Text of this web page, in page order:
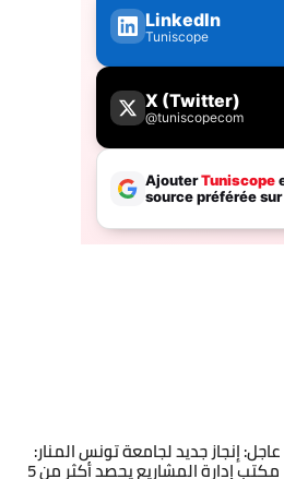
عاجل: إنجاز جديد لجامعة تونس المنار:
مكتب إدارة المشاريع يحصد أكثر من 5